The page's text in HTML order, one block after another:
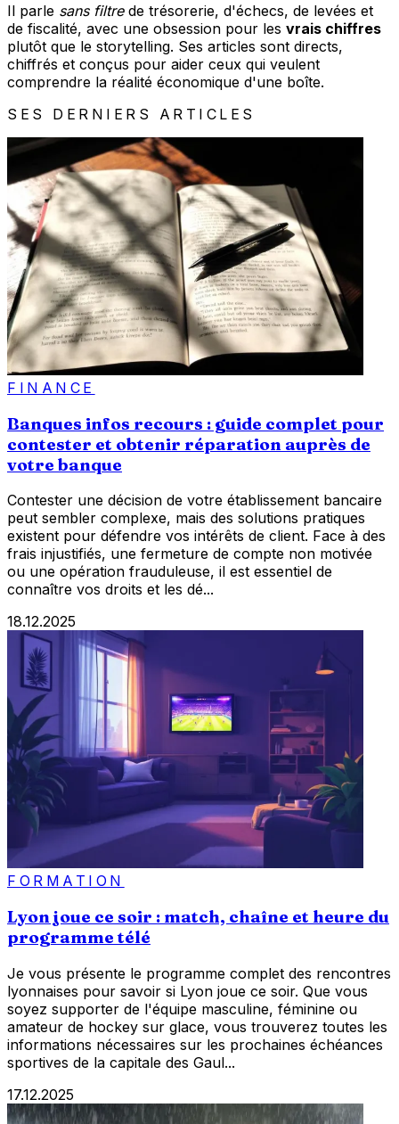
Il parle sans filtrede trésorerie, d'échecs, de levées et
de fiscalité, avec une obsession pour les vrais chiffres
plutôt que le storytelling. Ses articles sont directs,
chiffrés et conçus pour aider ceux qui veulent
comprendre la réalité économique d'une boîte.
SES DERNIERS ARTICLES
FINANCE
Banques infos recours : guide complet pour
contester et obtenir réparation auprès de
votre banque
Contester une décision de votre établissement bancaire
peut sembler complexe, mais des solutions pratiques
existent pour défendre vos intérêts de client. Face à des
frais injustifiés, une fermeture de compte non motivée
ou une opération frauduleuse, il est essentiel de
connaître vos droits et les dé...
18.12.2025
FORMATION
Lyon joue ce soir : match, chaîne et heure du
programme télé
Je vous présente le programme complet des rencontres
lyonnaises pour savoir si Lyon joue ce soir. Que vous
soyez supporter de l'équipe masculine, féminine ou
amateur de hockey sur glace, vous trouverez toutes les
informations nécessaires sur les prochaines échéances
sportives de la capitale des Gaul...
17.12.2025